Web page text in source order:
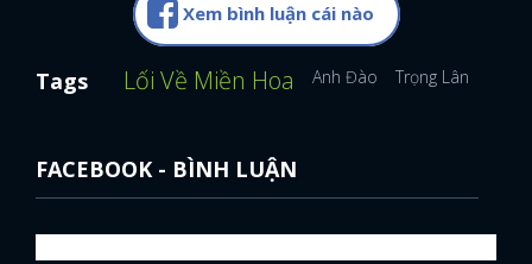
Xem bình luận cái nào
Tags Lối Về Miền Hoa Anh Đào Trọng Lân
FACEBOOK - BÌNH LUẬN